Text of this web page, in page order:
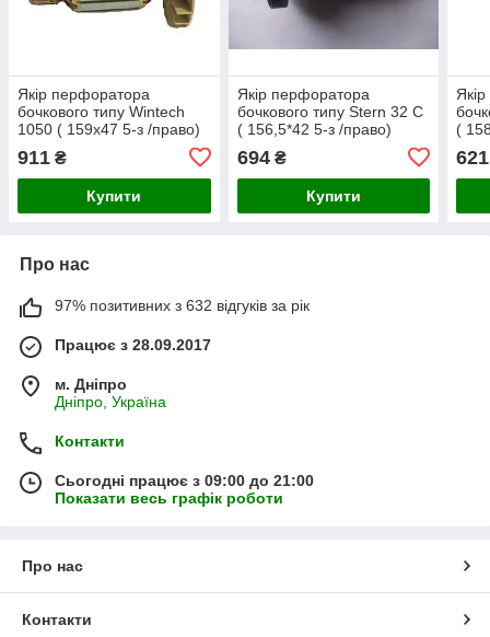
Якір перфоратора
бочкового типу Wintech
1050 ( 159х47 5-з /право)
911 ₴
Купити
Якір перфоратора
бочкового типу Stern 32 С
( 156,5*42 5-з /право)
694₴
Купити
(
621
Про нас
97% позитивних з 632 відгуків за рік
Працює з 28.09.2017
м. Дніпро
Дніпро, Україна
Контакти
Сьогодні працює з 09:00 до 21:00
Показати весь графік роботи
Про нас
Контакти